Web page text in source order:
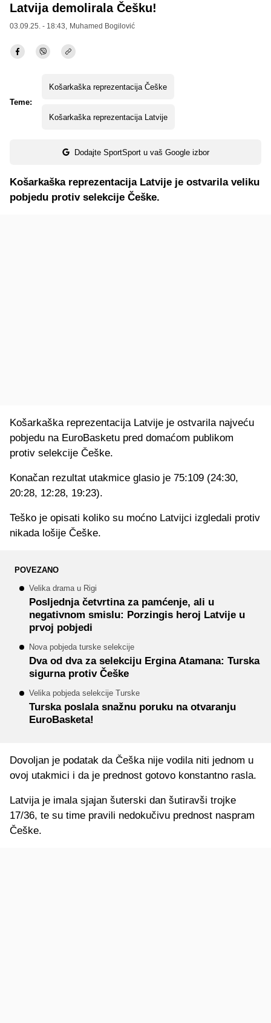
Latvija demolirala Češku!
03.09.25. - 18:43, Muhamed Bogilović
Teme:
Košarkaška reprezentacija Češke
Košarkaška reprezentacija Latvije
Dodajte SportSport u vaš Google izbor
Košarkaška reprezentacija Latvije je ostvarila veliku
pobjedu protiv selekcije Češke.
Košarkaška reprezentacija Latvije je ostvarila najveću
pobjedu na EuroBasketu pred domaćom publikom
protiv selekcije Češke.
Konačan rezultat utakmice glasio je 75:109 (24:30,
20:28, 12:28, 19:23).
Teško je opisati koliko su moćno Latvijci izgledali protiv
nikada lošije Češke.
POVEZANO
Velika drama u Rigi
Posljednja četvrtina za pamćenje, ali u
negativnom smislu: Porzingis heroj Latvije u
prvoj pobjedi
Nova pobjeda turske selekcije
Dva od dva za selekciju Ergina Atamana: Turska
sigurna protiv Češke
Velika pobjeda selekcije Turske
Turska poslala snažnu poruku na otvaranju
EuroBasketa!
Dovoljan je podatak da Češka nije vodila niti jednom u
ovoj utakmici i da je prednost gotovo konstantno rasla.
Latvija je imala sjajan šuterski dan šutiravši trojke
17/36, te su time pravili nedokučivu prednost naspram
Češke.